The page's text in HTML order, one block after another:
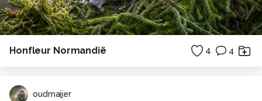
Honfleur Normandië 4 4
oudmaijer